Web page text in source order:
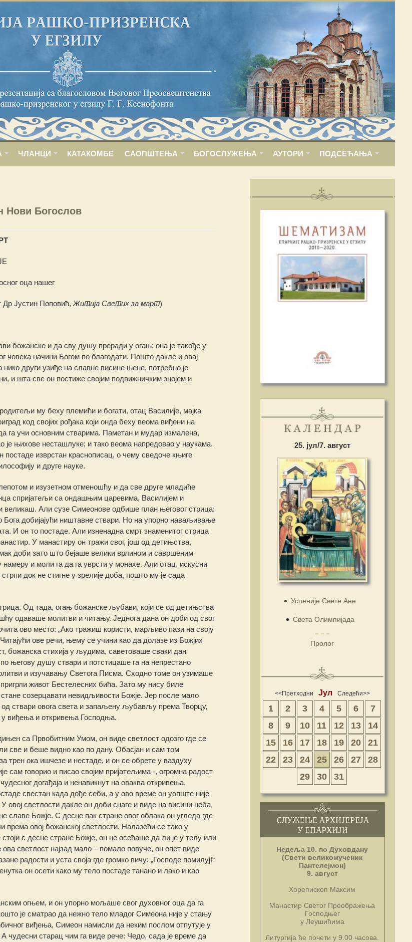
ЧЛАНЦИ КАТАКОМБЕ САОПШТЕЊА БОГОСЛУЖЕЊА АУТОРИ ПОДСЕЋАЊА
Нови Богослов
оца нашег
Јустин Поповић, Житија Светих за март)
божанске и да сву душу преради у огањ; она је такође у
начини Богом по благодати. Пошто дакле и овај
други узиђе на славне висине њене, потребно је
и шта све он постиже својим подвижничким знојем и
му беху племићи и богати, отац Василије, мајка
код својих рођака који онда беху веома виђени на
учи основним стварима. Паметан и мудар измалена,
је њихове несташлуке; и тако веома напредовао у наукама.
изврстан краснописац, о чему сведоче књиге
и друге науке.
и изузетном отменошћу и да све друге младиће
спријатељи са ондашњим царевима, Василијем и
великаш. Али сузе Симеонове одбише план његовог стрица:
добијајући ништавне ствари. Но на упорно наваљивање
И он то постаде. Али изненадна смрт знаменитог стрица
У манастиру он тражи свог, још од детињства,
доби зато што бејаше велики врлином и савршеним
и моли га да га уврсти у монахе. Али отац, искусни
док не стигне у зрелије доба, пошто му је сада
Од тада, огањ божанске љубави, који се од детињства
одаваше молитви и читању. Једнога дана он доби од свог
ово место: „Ако тражиш користи, марљиво пази на своју
ове речи, њему се учини као да долазе из Божјих
божанска стихија у људима, саветоваше сваки дан
по његову душу ствари и потстицаше га на непрестано
и изучавању Светога Писма. Сходно томе он узимаше
живот Бестелесних бића. Зато му нису биле
созерцавати невидљивости Божје. Јер после мало
ствари овога света и запаљену љубављу према Творцу,
виђења и откривења Господња.
са Првобитним Умом, он виде светлост одозго где се
све и беше видно као по дану. Обасјан и сам том
трен ока ишчезе и нестаде, и он се обрете у ваздуху
сам говорио и писао својим пријатељима -, огромна радост
догађаја и ненавикнут на оваква откривења,
свестан када дође себи, а у ово време он уопште није
овој светлости дакле он доби снаге и виде на висини неба
славе Божје. С десне пак стране овог облака он угледа где
овој божанској светлости. Налазећи се тако у
с десне стране Божје, он не осећаше да ли је у телу или
светлост најзад мало – помало повуче, он опет виде
радости и уста своја где громко вичу: „Господе помилуј!“
он осети како му тело постаде танано и лако и као
огњем, и он упорно мољаше свог духовног оца да га
је сматрао да нежно тело младог Симеона није у стању
виђења, Симеон намисли да неким послом отпутује у
чудесни старац чим га виде рече: Чедо, сада је време да
25. јул/7. август
Успеније Свете Ане
Света Олимпијада
Пролог
<<Претходни Јул Следећи>>
1 2 3 4 5 6
7
8
9 10 11 12 13
14
15
16 17 18 19 20
21
22
23 24 25 26 27
28
29
30 31
Недеља 10. по Духовдану
(Свети великомученик
Пантелејмон)
9. август
Хорепископ Максим
Манастир Светог Преображења
Господњег
у Леушићима
Литургија ће почети у 9.00 часова.